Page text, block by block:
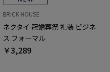
BRICK HOUSE
ネクタイ 冠婚葬祭 礼装 ビジネ
ス フォーマル
￥3,289